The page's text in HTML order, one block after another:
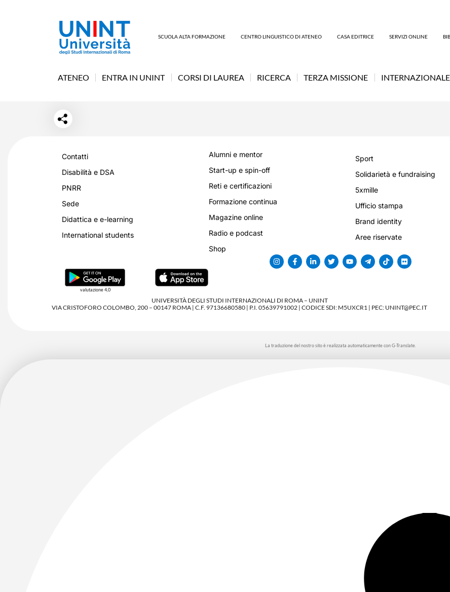
SCUOLA ALTA FORMAZIONE CENTRO LINGUISTICO DI ATENEO CASA EDITRICE SERVIZI ONLINE
ATENEO ENTRA IN UNINT CORSI DI LAUREA RICERCA TERZA MISSIONE INTERNAZIONALE
Contatti
Disabilità e DSA
PNRR
Sede
Didattica e e-learning
International students
Alumni e mentor
Start-up e spin-off
Reti e certificazioni
Formazione continua
Magazine online
Radio e podcast
Shop
Sport
Solidarietà e fundraising
5xmille
Ufficio stampa
Brand identity
Aree riservate
valutazione 4,0
UNIVERSITÀ DEGLI STUDI INTERNAZIONALI DI ROMA – UNINT
VIA CRISTOFORO COLOMBO, 200 – 00147 ROMA | C.F. 97136680580 | P.I. 05639791002 | CODICE SDI: M5UXCR1 | PEC: UNINT@PEC.IT
La traduzione del nostro sito è realizzata automaticamente con G-Translate.